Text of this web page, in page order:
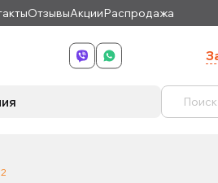
ОтзывыАкцииРаспродажа